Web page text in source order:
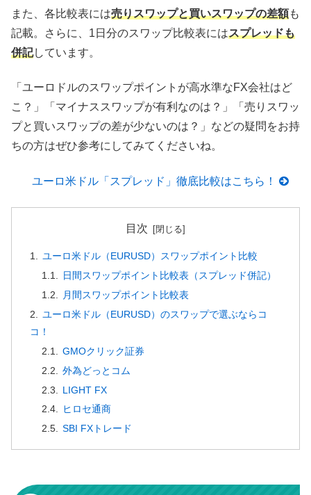
また、各比較表には売りスワップと買いスワップの差額も
記載。さらに、1日分のスワップ比較表にはスプレッドも
併記しています。
「ユーロドルのスワップポイントが高水準なFX会社はど
こ？」「マイナススワップが有利なのは？」「売りスワッ
プと買いスワップの差が少ないのは？」などの疑問をお持
ちの方はぜひ参考にしてみてくださいね。
ユーロ米ドル「スプレッド」徹底比較はこちら！
目次
ユーロ米ドル（EURUSD）スワップポイント比較
日間スワップポイント比較表（スプレッド併記）
月間スワップポイント比較表
ユーロ米ドル（EURUSD）のスワップで選ぶならコ
コ！
GMOクリック証券
外為どっとコム
LIGHT FX
ヒロセ通商
SBI FXトレード